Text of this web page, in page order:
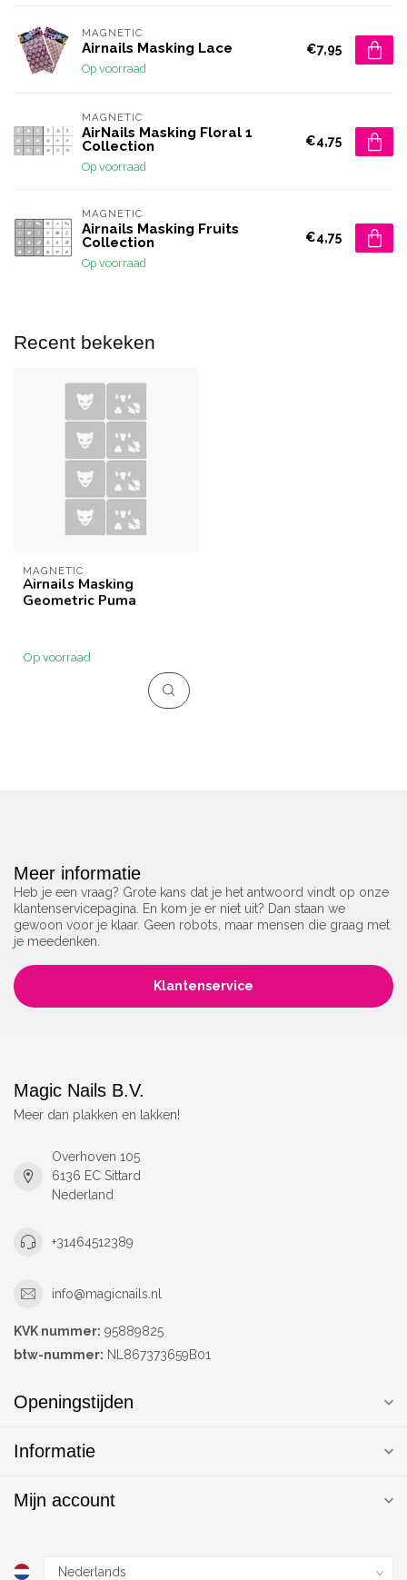
MAGNETIC
Airnails Masking Lace
Op voorraad
€7,95
MAGNETIC
AirNails Masking Floral 1
Collection
Op voorraad
€4,75
MAGNETIC
Airnails Masking Fruits
Collection
Op voorraad
€4,75
Recent bekeken
MAGNETIC
Airnails Masking
Geometric Puma
Op voorraad
Meer informatie
Heb je een vraag? Grote kans dat je het antwoord vindt op onze
klantenservicepagina. En kom je er niet uit? Dan staan we
gewoon voor je klaar. Geen robots, maar mensen die graag met
je meedenken.
Klantenservice
Magic Nails B.V.
Meer dan plakken en lakken!
Overhoven 105
6136 EC Sittard
Nederland
+31464512389
info@magicnails.nl
KVK nummer: 95889825
btw-nummer: NL867373659B01
Openingstijden
Informatie
Mijn account